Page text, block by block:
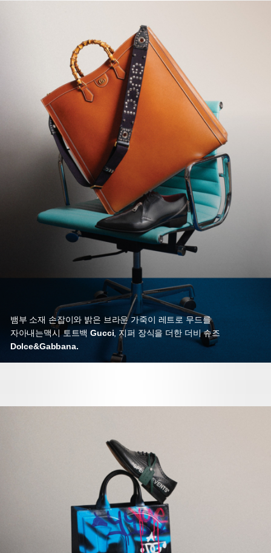
뱀부 소재 손잡이와 밝은 브라운 가죽이 레트로 무드를
자아내는맥시 토트백Gucci 지퍼 장식을 더한 더비 슈즈
Dolce&Gabbana.